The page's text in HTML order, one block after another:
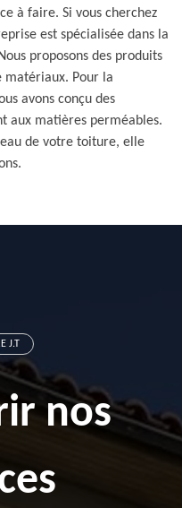
à faire. Si vous cherchez
est spécialisée dans la
proposons des produits
matériaux. Pour la
avons conçu des
aux matières perméables.
de votre toiture, elle
J.T
nos